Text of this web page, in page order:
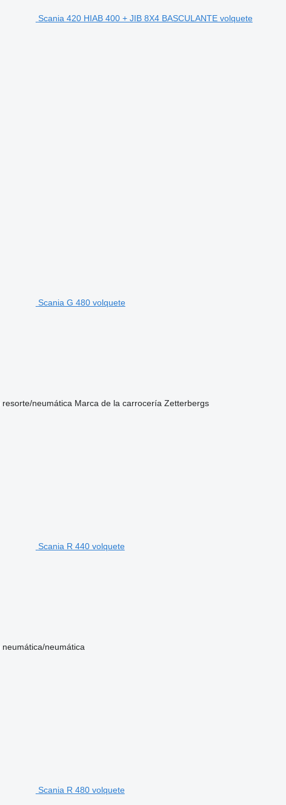
Scania 420 HIAB 400 + JIB 8X4 BASCULANTE volquete
Scania G 480 volquete
resorte/neumática Marca de la carrocería Zetterbergs
Scania R 440 volquete
neumática/neumática
Scania R 480 volquete